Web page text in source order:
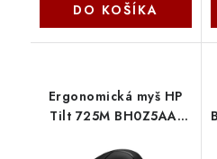
DO KOŠÍKA
Ergonomická myš HP
Tilt 725M BH0Z5AA-